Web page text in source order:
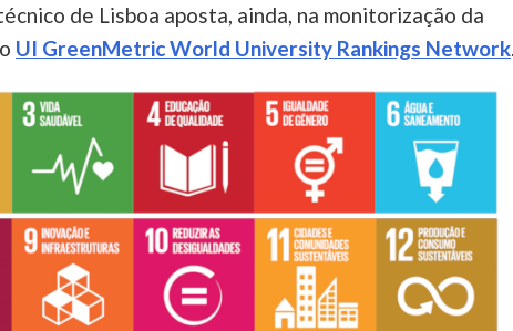
de Lisboa aposta, ainda, na monitorização da
UI GreenMetric World University Rankings Network.